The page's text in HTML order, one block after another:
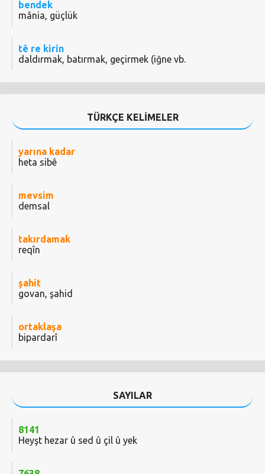
bendek
mânia, güçlük
tê re kirin
daldırmak, batırmak, geçirmek (iğne vb.
TÜRKÇE KELİMELER
yarına kadar
heta sibê
mevsim
demsal
takırdamak
reqîn
şahit
govan, şahid
ortaklaşa
bipardarî
SAYILAR
8141
Heyşt hezar û sed û çil û yek